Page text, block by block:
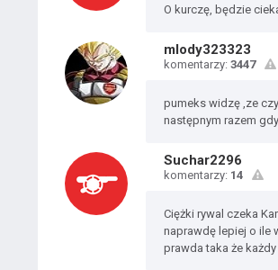
O kurczę, będzie
mlody323323
komentarzy: 3447
pumeks widzę ,ze
następnym razem
Suchar2296
komentarzy: 14
Ciężki rywal czeka
naprawdę lepiej o ile
prawda taka że